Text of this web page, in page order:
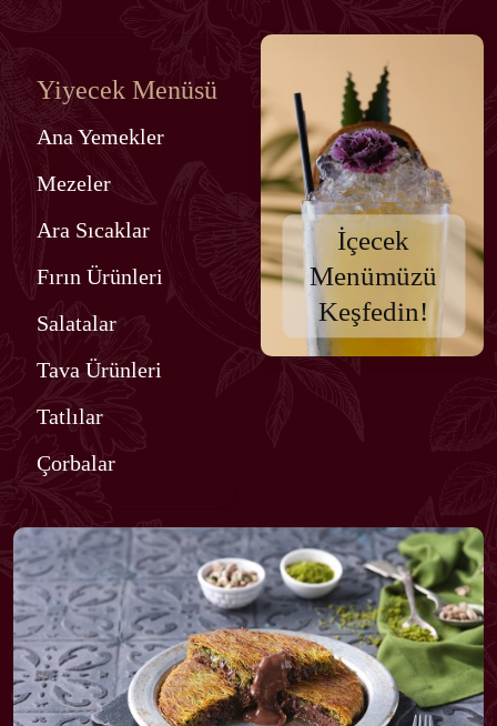
Yiyecek Menüsü
Ana Yemekler
Mezeler
Ara Sıcaklar
Fırın Ürünleri
Salatalar
Tava Ürünleri
Tatlılar
Çorbalar
İçecek
Menümüzü
Keşfedin!